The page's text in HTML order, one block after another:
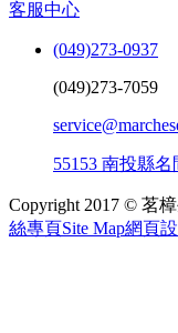
客服中心
(049)273-0937
(049)273-7059
55153 南投縣
Copyright 2017 © 茗
絲專頁Site Map網頁